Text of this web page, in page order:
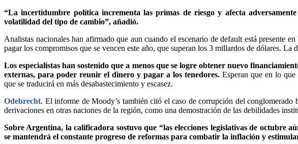
“La incertidumbre política incrementa las primas de riesgo y afecta
volatilidad del tipo de cambio”, añadió.
Analistas nacionales han afirmado que aun cuando el escenario de default está presente
pagar los compromisos que se vencen este año, que superan los 3 millardos de dólares. La
Los especialistas han sostenido que a menos que se logre obtener nuevo
externas, para poder reunir el dinero y pagar a los tenedores.Esperan que en lo
que se traducirá en más desabastecimiento y escasez.
Odebrecht. El informe de Moody’s también citó el caso de corrupción del
derivaciones en otras naciones de la región, como una demostración de las debilidades
Sobre Argentina, la calificadora sostuvo que “las elecciones legislativas de octubre
se mantendrá el constante progreso de reformas para combatir la inflación y